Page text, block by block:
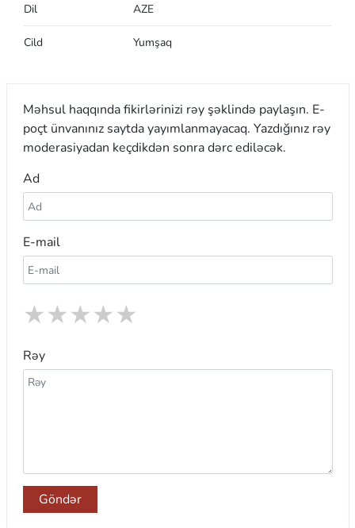
Dil AZE
Cild Yumşaq
Məhsul haqqında fikirlərinizi rəy şəklində paylaşın. E-
poçt ünvanınız saytda yayımlanmayacaq. Yazdığınız rəy
moderasiyadan keçdikdən sonra dərc ediləcək.
Ad
E-mail
★
★
★
★
★
Rəy
Göndər